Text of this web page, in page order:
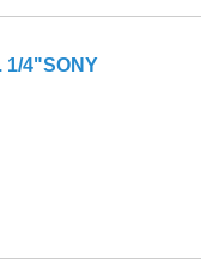
1/4"SONY